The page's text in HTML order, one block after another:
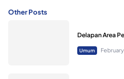
Other Posts
Delapan Area
Umum